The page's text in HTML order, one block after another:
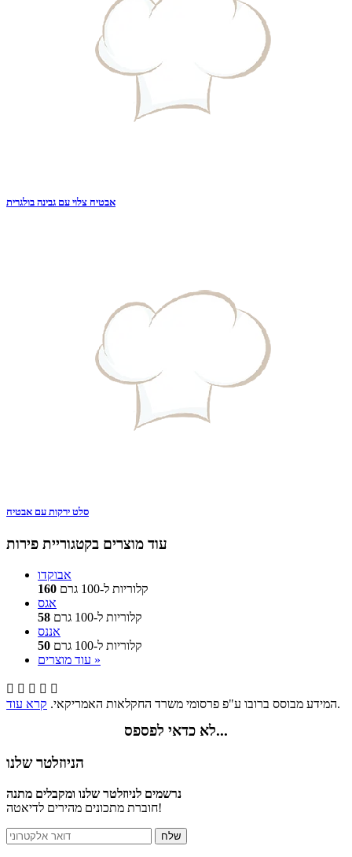
אבטיח צלוי עם גבינה בולגרית
סלט ירקות עם אבטיח
עוד מוצרים בקטגוריית פירות
אבוקדו
160
קלוריות ל-100 גרם
אגס
58
קלוריות ל-100 גרם
אננס
50
קלוריות ל-100 גרם
עוד מוצרים »
    
המידע מבוסס ברובו ע"פ פרסומי משרד החקלאות האמריקאי. קרא עוד .
לא כדאי לפספס...
הניוזלטר שלנו
נרשמים לניוזלטר שלנו ומקבלים מתנה
חוברת מתכונים מהירים לדיאטה!